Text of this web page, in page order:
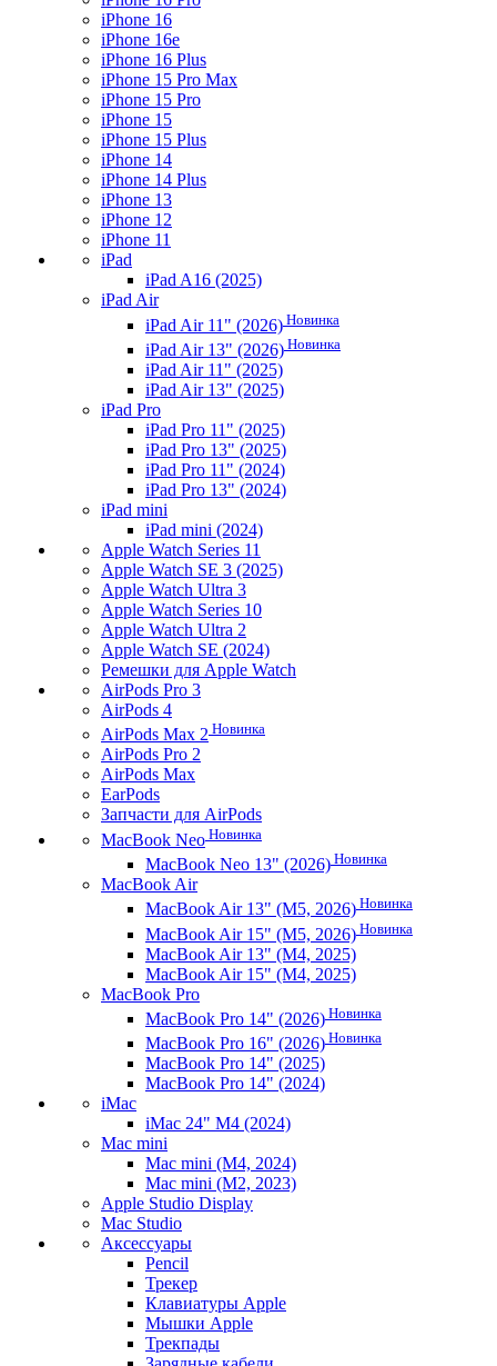
iPhone 16
iPhone 16e
iPhone 16 Plus
iPhone 15 Pro Max
iPhone 15 Pro
iPhone 15
iPhone 15 Plus
iPhone 14
iPhone 14 Plus
iPhone 13
iPhone 12
iPhone 11
iPad
iPad A16 (2025)
iPad Air
iPad Air 11" (2026) Новинка
iPad Air 13" (2026) Новинка
iPad Air 11" (2025)
iPad Air 13" (2025)
iPad Pro
iPad Pro 11" (2025)
iPad Pro 13" (2025)
iPad Pro 11" (2024)
iPad Pro 13" (2024)
iPad mini
iPad mini (2024)
Apple Watch Series 11
Apple Watch SE 3 (2025)
Apple Watch Ultra 3
Apple Watch Series 10
Apple Watch Ultra 2
Apple Watch SE (2024)
Ремешки для Apple Watch
AirPods Pro 3
AirPods 4
AirPods Max 2 Новинка
AirPods Pro 2
AirPods Max
EarPods
Запчасти для AirPods
MacBook Neo Новинка
MacBook Neo 13" (2026) Новинка
MacBook Air
MacBook Air 13" (M5, 2026) Новинка
MacBook Air 15" (M5, 2026) Новинка
MacBook Air 13" (M4, 2025)
MacBook Air 15" (M4, 2025)
MacBook Pro
MacBook Pro 14" (2026) Новинка
MacBook Pro 16" (2026) Новинка
MacBook Pro 14" (2025)
MacBook Pro 14" (2024)
iMac
iMac 24" M4 (2024)
Mac mini
Mac mini (M4, 2024)
Mac mini (M2, 2023)
Apple Studio Display
Mac Studio
Аксессуары
Pencil
Трекер
Клавиатуры Apple
Мышки Apple
Трекпады